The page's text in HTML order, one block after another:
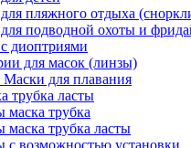
пляжного отдыха
подводной охоты и
диоптриями
для масок (линзы)
Маски для плавания
трубка ласты
маска трубка
маска трубка ласты
с возможностью установки